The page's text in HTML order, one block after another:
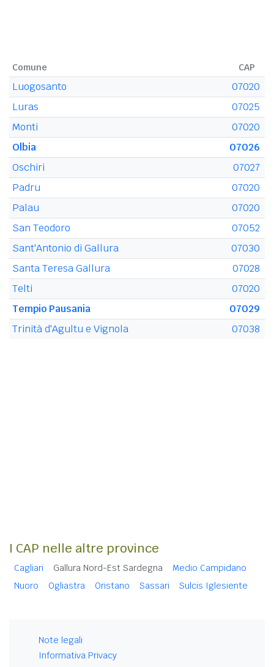
Comune CAP
Luogosanto
07020
Luras
07025
Monti
07020
Olbia
07026
Oschiri
07027
Padru
07020
Palau
07020
San Teodoro
07052
Sant'Antonio di Gallura
07030
Santa Teresa Gallura
07028
Telti
07020
Tempio Pausania
07029
Trinità d'Agultu e Vignola
07038
I CAP nelle altre province
Cagliari Gallura Nord-Est Sardegna
Medio Campidano
Nuoro
Ogliastra Oristano Sassari Sulcis Iglesiente
Note legali
Informativa Privacy